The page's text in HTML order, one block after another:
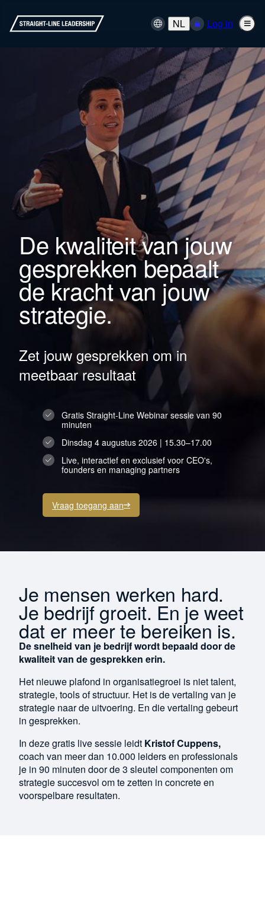
NL Log in
De kwaliteit van jouw
gesprekken bepaalt
de kracht van jouw
strategie.
Zet jouw gesprekken om in
meetbaar resultaat
Gratis Straight-Line Webinar sessie van 90
minuten
Dinsdag 4 augustus 2026 | 15.30–17.00
Live, interactief en exclusief voor CEO's,
founders en managing partners
Vraag toegang aan
Je mensen werken hard.
Je bedrijf groeit. En je weet
dat er meer te bereiken is.
De snelheid van je bedrijf wordt bepaald door de
kwaliteit van de gesprekken erin.
Het nieuwe plafond in organisatiegroei is niet talent,
strategie, tools of structuur. Het is de vertaling van je
strategie naar de uitvoering. En die vertaling gebeurt
in gesprekken.
In deze gratis live sessie leidt Kristof Cuppens,
coach van meer dan 10.000 leiders en professionals
je in 90 minuten door de 3 sleutel componenten om
strategie succesvol om te zetten in concrete en
voorspelbare resultaten.